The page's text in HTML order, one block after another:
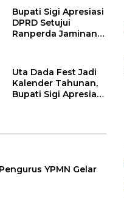
Daerah Yang
Dipromosikan
Ketingkat Nasional
Bupati Sigi Apresiasi
DPRD Setujui
Ranperda Jaminan
Uta Dada Fest Jadi
Kalender Tahunan,
Bupati Sigi Apresiasi
YPMN Gelar